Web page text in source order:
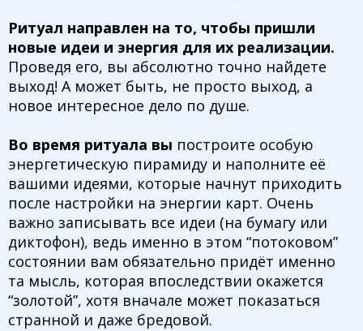
Ритуал направлен на то, чтобы пришли
новые идеи и энергия для их реализации.
Проведя его, вы абсолютно точно найдете
выход! А может быть, не просто выход, а
новое интересное дело по душе.
Во время ритуала вы построите особую
энергетическую пирамиду и наполните её
вашими идеями, которые начнут приходить
после настройки на энергии карт. Очень
важно записывать все идеи (на бумагу или
диктофон), ведь именно в этом “потоковом”
состоянии вам обязательно придёт именно
та мысль, которая впоследствии окажется
“золотой”, хотя вначале может показаться
странной и даже бредовой.